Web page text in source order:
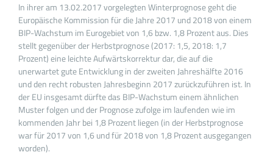
In ihrer am 13.02.2017 vorgelegten Winterprognose geht die
Europäische Kommission für die Jahre 2017 und 2018 von einem
BIP-Wachstum im Eurogebiet von 1,6 bzw. 1,8 Prozent aus. Dies
stellt gegenüber der Herbstprognose (2017: 1,5, 2018: 1,7
Prozent) eine leichte Aufwärtskorrektur dar, die auf die
unerwartet gute Entwicklung in der zweiten Jahreshälfte 2016
und den recht robusten Jahresbeginn 2017 zurückzuführen ist. In
der EU insgesamt dürfte das BIP-Wachstum einem ähnlichen
Muster folgen und der Prognose zufolge im laufenden wie im
kommenden Jahr bei 1,8 Prozent liegen (in der Herbstprognose
war für 2017 von 1,6 und für 2018 von 1,8 Prozent ausgegangen
worden).